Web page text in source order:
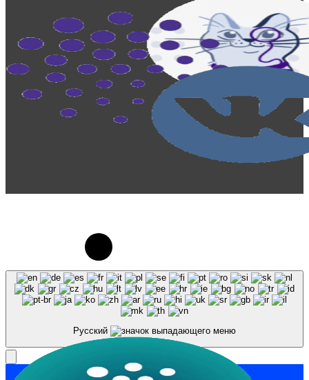
использовании материалов сайта galaktika64.ru
ссылка на источник обязательна.
Русский